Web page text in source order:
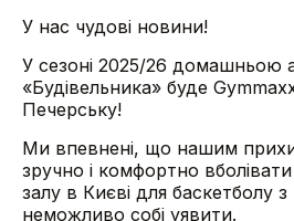
У нас чудові новини!
У сезоні 2025/26 домашньою
«Будівельника» буде
Печерську!
Ми впевнені, що нашим
зручно і комфортно
залу в Києві для баскетболу
неможливо собі уявити.